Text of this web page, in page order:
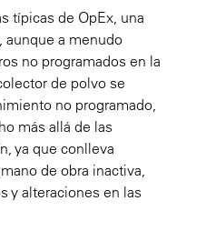
típicas de OpEx, una
aunque a menudo
no programados en la
de polvo se
no programado,
más allá de las
ya que conlleva
de obra inactiva,
y alteraciones en las